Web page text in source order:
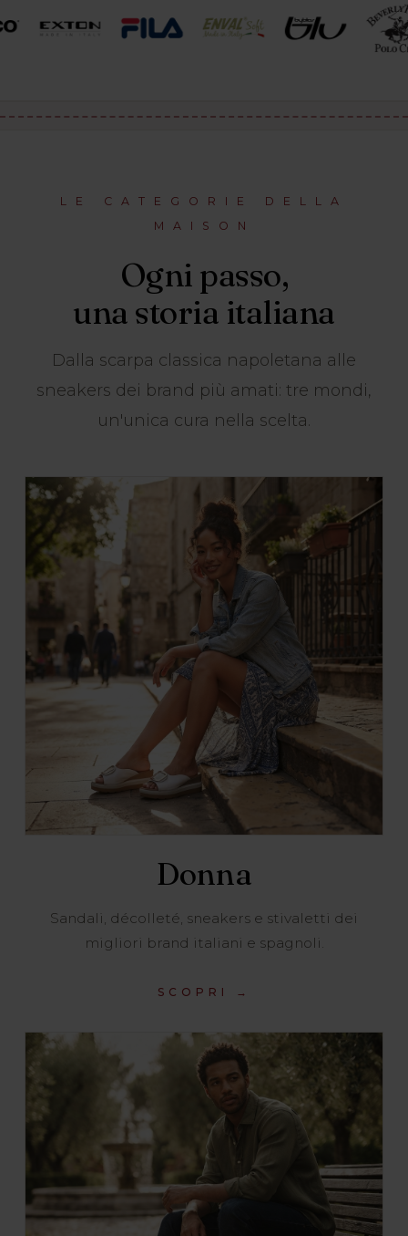
LE CATEGORIE DELLA
MAISON
Ogni passo,
una storia italiana
Dalla scarpa classica napoletana alle
sneakers dei brand più amati: tre mondi,
un'unica cura nella scelta.
Donna
Sandali, décolleté, sneakers e stivaletti dei
migliori brand italiani e spagnoli.
SCOPRI →